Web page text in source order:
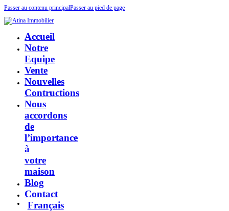
Passer au contenu principalPasser au pied de page
Accueil
Notre
Equipe
Vente
Nouvelles
Contructions
Nous
accordons
de
l’importance
à
votre
maison
Blog
Contact
Français